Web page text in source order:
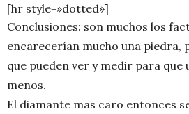
[hr style=»dotted»]
Conclusiones: son muchos los
encarecerían mucho una piedra,
que pueden ver y medir para que
menos.
El diamante mas caro entonces